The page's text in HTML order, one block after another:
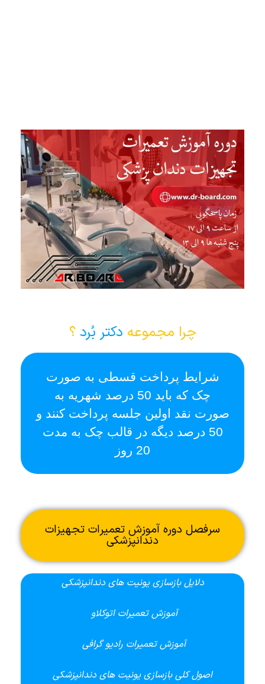
چرا مجموعه دکتر بُرد ؟
شرایط پرداخت قسطی به صورت
چک که باید 50 درصد شهریه به
صورت نقد اولین جلسه پرداخت کنند و
50 درصد دیگه در قالب چک به مدت
20 روز
سرفصل دوره آموزش تعمیرات تجهیزات
دندانپزشکی
دلایل بازسازی یونیت های دندانپزشکی
آموزش تعمیرات اتوکلاو
آموزش تعمیرات رادیو گرافی
اصول کلی بازسازی یونیت های دندانپزشکی